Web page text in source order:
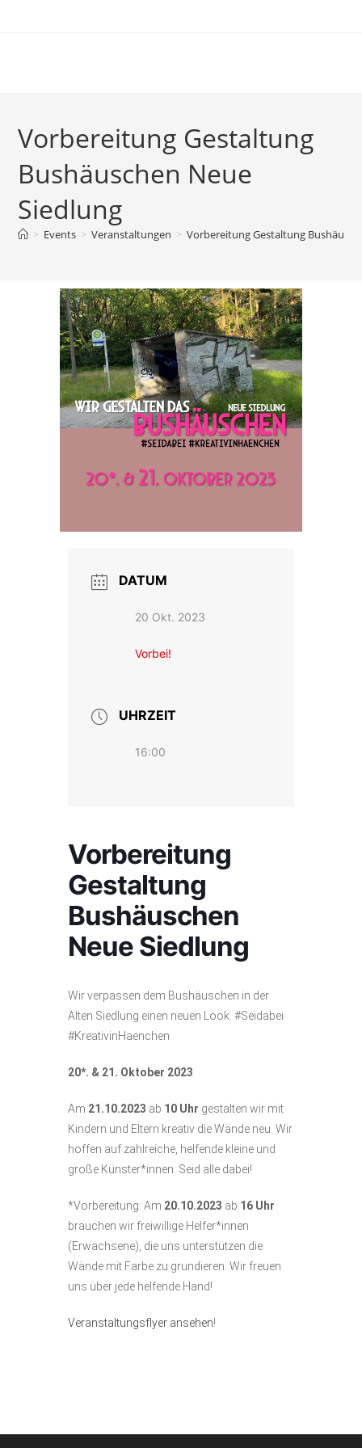
Vorbereitung Gestaltung
Bushäuschen Neue
Siedlung
> Events > Veranstaltungen > Vorbereitung Gestaltung
DATUM
20 Okt. 2023
Vorbei!
UHRZEIT
16:00
Vorbereitung
Gestaltung
Bushäuschen
Neue Siedlung
Wir verpassen dem Bushäuschen in der
Alten Siedlung einen neuen Look. #Seidabei
#KreativinHaenchen
20*. & 21. Oktober 2023
Am 21.10.2023 ab 10 Uhr gestalten wir mit
Kindern und Eltern kreativ die Wände neu. Wir
hoffen auf zahlreiche, helfende kleine und
große Künster*innen. Seid alle dabei!
*Vorbereitung: Am 20.10.2023 ab 16 Uhr
brauchen wir freiwillige Helfer*innen
(Erwachsene), die uns unterstützen die
Wände mit Farbe zu grundieren. Wir freuen
uns über jede helfende Hand!
Veranstaltungsflyer ansehen!